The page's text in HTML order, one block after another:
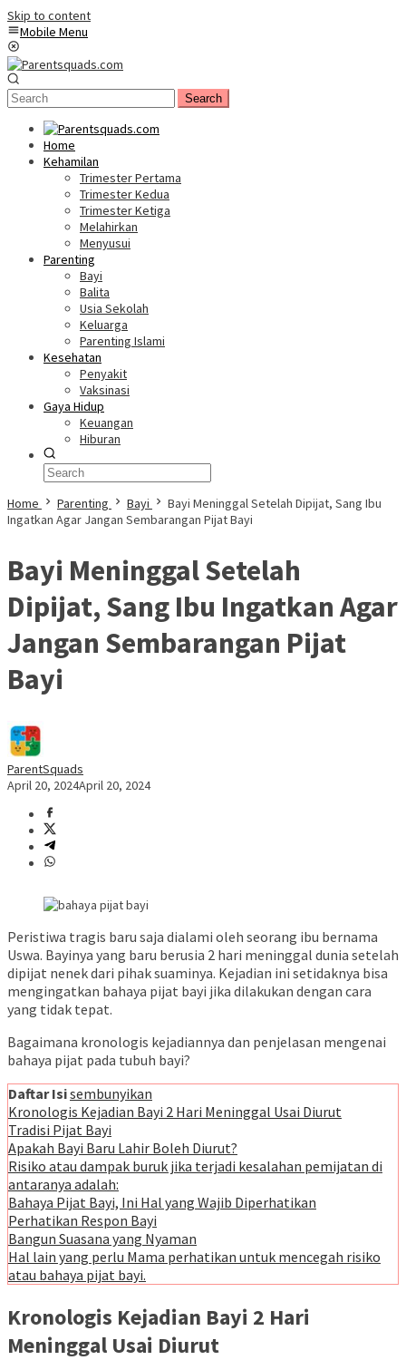
Skip to content
Mobile Menu
Search
Home
Kehamilan
Trimester Pertama
Trimester Kedua
Trimester Ketiga
Melahirkan
Menyusui
Parenting
Bayi
Balita
Usia Sekolah
Keluarga
Parenting Islami
Kesehatan
Penyakit
Vaksinasi
Gaya Hidup
Keuangan
Hiburan
Home Parenting Bayi
Bayi Meninggal Setelah Dipijat, Sang Ibu
Ingatkan Agar Jangan Sembarangan Pijat Bayi
Bayi Meninggal Setelah
Dipijat, Sang Ibu Ingatkan Agar
Jangan Sembarangan Pijat
Bayi
ParentSquads
April 20, 2024April 20, 2024
Peristiwa tragis baru saja dialami oleh seorang ibu bernama
Uswa. Bayinya yang baru berusia 2 hari meninggal dunia setelah
dipijat nenek dari pihak suaminya. Kejadian ini setidaknya bisa
mengingatkan bahaya pijat bayi jika dilakukan dengan cara
yang tidak tepat.
Bagaimana kronologis kejadiannya dan penjelasan mengenai
bahaya pijat pada tubuh bayi?
Daftar Isisembunyikan
Kronologis Kejadian Bayi 2 Hari Meninggal Usai Diurut
Tradisi Pijat Bayi
Apakah Bayi Baru Lahir Boleh Diurut?
Risiko atau dampak buruk jika terjadi kesalahan pemijatan di
antaranya adalah:
Bahaya Pijat Bayi, Ini Hal yang Wajib Diperhatikan
Perhatikan Respon Bayi
Bangun Suasana yang Nyaman
Hal lain yang perlu Mama perhatikan untuk mencegah risiko
atau bahaya pijat bayi.
Kronologis Kejadian Bayi 2 Hari
Meninggal Usai Diurut